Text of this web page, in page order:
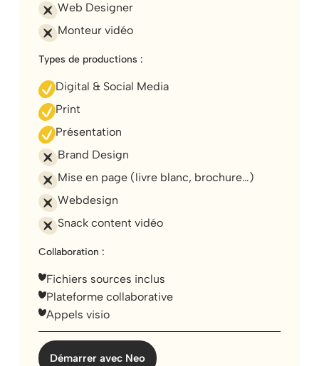
Web Designer
Monteur vidéo
Types de productions :
Digital & Social Media
Print
Présentation
Brand Design
Mise en page (livre blanc, brochure…)
Webdesign
Snack content vidéo
Collaboration :
Fichiers sources inclus
Plateforme collaborative
Appels visio
Démarrer avec Neo